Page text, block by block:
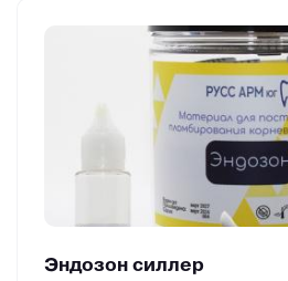
Эндозон силлер